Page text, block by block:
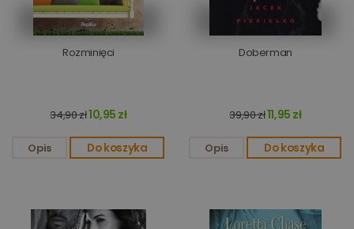
Rozminięci
34,90 zł10,95 zł
Opis Do koszyka
Doberman
39,90 zł11,95 zł
Opis Do koszyka